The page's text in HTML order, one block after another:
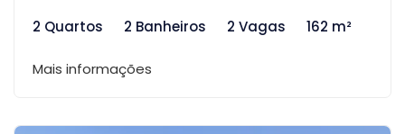
2 Quartos
2 Banheiros 2 Vagas 162 m²
Mais informações